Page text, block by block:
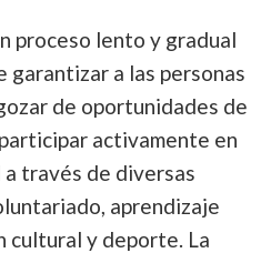
proceso lento y gradual
garantizar a las personas
de oportunidades de
activamente en
través de diversas
aprendizaje
cultural y deporte. La